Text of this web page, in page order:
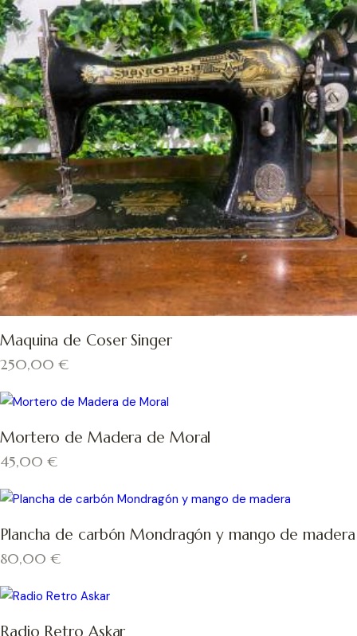
Maquina de Coser Singer
250,00 €
Mortero de Madera de Moral
45,00 €
Plancha de carbón Mondragón y mango de madera
80,00 €
Radio Retro Askar